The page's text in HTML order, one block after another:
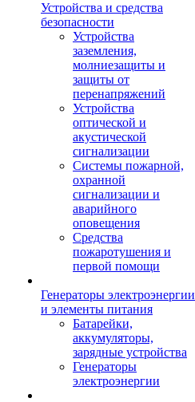
Устройства и средства
безопасности
Устройства
заземления,
молниезащиты и
защиты от
перенапряжений
Устройства
оптической и
акустической
сигнализации
Системы пожарной,
охранной
сигнализации и
аварийного
оповещения
Средства
пожаротушения и
первой помощи
Генераторы электроэнергии
и элементы питания
Батарейки,
аккумуляторы,
зарядные устройства
Генераторы
электроэнергии